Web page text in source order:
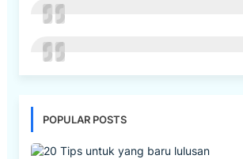
POPULAR POSTS